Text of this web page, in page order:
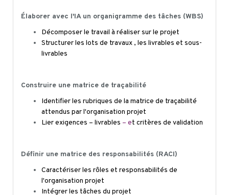
Élaborer avec l'IA un organigramme des tâches (WBS)
Décomposer le travail à réaliser sur le projet
Structurer les lots de travaux , les livrables et sous-
livrables
Construire une matrice de traçabilité
Identifier les rubriques de la matrice de traçabilité
attendus par l'organisation projet
Lier exigences – livrables – et critères de validation
Définir une matrice des responsabilités (RACI)
Caractériser les rôles et responsabilités de
l'organisation projet
Intégrer les tâches du projet